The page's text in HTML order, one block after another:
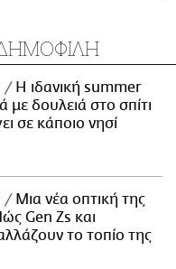
Η ιδανική summer
με δουλειά στο σπίτι
σε κάποιο νησί
Μια νέα οπτική της
Gen Zs και
το τοπίο της